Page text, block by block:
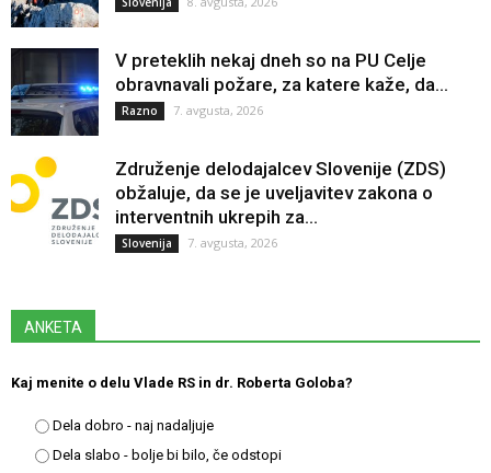
V preteklih nekaj dneh so na PU Celje
obravnavali požare, za katere kaže, da...
Razno 7. avgusta, 2026
Združenje delodajalcev Slovenije (ZDS)
obžaluje, da se je uveljavitev zakona o
interventnih ukrepih za...
Slovenija 7. avgusta, 2026
ANKETA
Kaj menite o delu Vlade RS in dr. Roberta Goloba?
Dela dobro - naj nadaljuje
Dela slabo - bolje bi bilo, če odstopi